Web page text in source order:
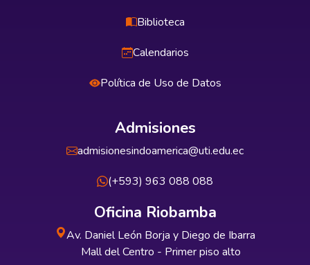
Biblioteca
Calendarios
Política de Uso de Datos
Admisiones
admisionesindoamerica@uti.edu.ec
(+593) 963 088 088
Oficina Riobamba
Av. Daniel León Borja y Diego de Ibarra
Mall del Centro - Primer piso alto